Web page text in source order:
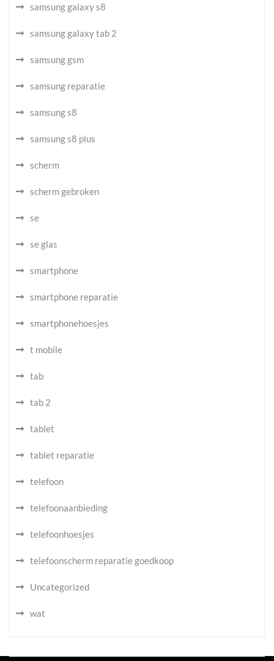
samsung galaxy s8
samsung galaxy tab 2
samsung gsm
samsung reparatie
samsung s8
samsung s8 plus
scherm
scherm gebroken
se
se glas
smartphone
smartphone reparatie
smartphonehoesjes
t mobile
tab
tab 2
tablet
tablet reparatie
telefoon
telefoonaanbieding
telefoonhoesjes
telefoonscherm reparatie goedkoop
Uncategorized
wat